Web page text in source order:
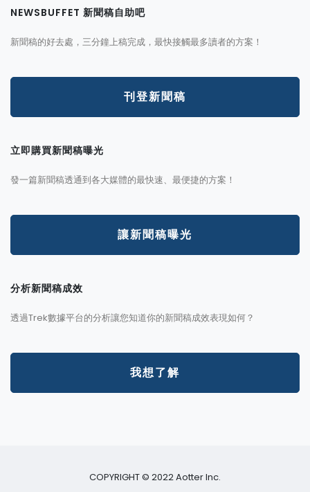
NEWSBUFFET 新聞稿自助吧
新聞稿的好去處，三分鐘上稿完成，最快接觸最多讀者的方案！
刊登新聞稿
立即購買新聞稿曝光
發一篇新聞稿透通到各大媒體的最快速、最便捷的方案！
讓新聞稿曝光
分析新聞稿成效
透過Trek數據平台的分析讓您知道你的新聞稿成效表現如何？
我想了解
COPYRIGHT © 2022 Aotter Inc.